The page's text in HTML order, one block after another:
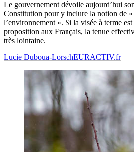
Le gouvernement dévoile aujourd’hui
Constitution pour y inclure la notion de «
l’environnement ». Si la visée à terme
proposition aux Français, la tenue
très lointaine.
Lucie Duboua-LorschEURACTIV.fr